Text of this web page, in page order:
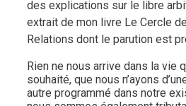
des explications sur le libre
extrait de mon livre Le Cercle
Relations dont le parution est
Rien ne nous arrive dans la vie
souhaité, que nous n’ayons
autre programmé dans notre